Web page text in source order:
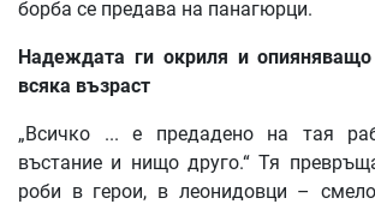
борба се предава на панагюрци.
Надеждата ги окриля и опияняващо
всяка възраст
„Всичко ... е предадено на тая
въстание и нищо друго.“ Тя
роби в герои, в леонидовци –